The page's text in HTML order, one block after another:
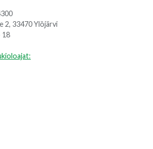
2, 33470 Ylöjärvi
18